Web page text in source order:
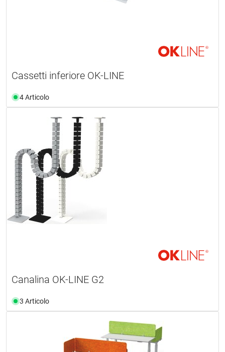
Cassetti inferiore OK-LINE
4 Articolo
Canalina OK-LINE G2
3 Articolo